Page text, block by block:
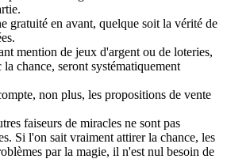
gratuité en avant, quelque soit la vérité de
mention de jeux d'argent ou de loteries,
chance, seront systématiquement
non plus, les propositions de vente
faiseurs de miracles ne sont pas
Si l'on sait vraiment attirer la chance, les
par la magie, il n'est nul besoin de